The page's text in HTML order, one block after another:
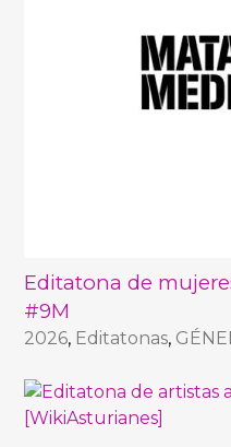
Editatona de
#9M
2026, Editatonas,